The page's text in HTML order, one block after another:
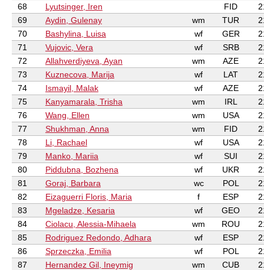
68
Lyutsinger, Iren FID
69
Aydin, Gulenay wm TUR
70
Bashylina, Luisa wf GER
71
Vujovic, Vera wf SRB
72
Allahverdiyeva, Ayan wm AZE
73
Kuznecova, Marija wf LAT
74
Ismayil, Malak wf AZE
75
Kanyamarala, Trisha wm IRL
76
Wang, Ellen wm USA
77
Shukhman, Anna wm FID
78
Li, Rachael wf USA
79
Manko, Mariia wf SUI
80
Piddubna, Bozhena wf UKR
81
Goraj, Barbara wc POL
82
Eizaguerri Floris, Maria f ESP
83
Mgeladze, Kesaria wf GEO
84
Ciolacu, Alessia-Mihaela wm ROU
85
Rodriguez Redondo, Adhara wf ESP
86
Sprzeczka, Emilia wf POL
87
Hernandez Gil, Ineymig wm CUB